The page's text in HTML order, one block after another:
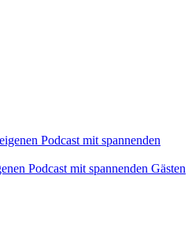
Podcast mit spannenden Gästen